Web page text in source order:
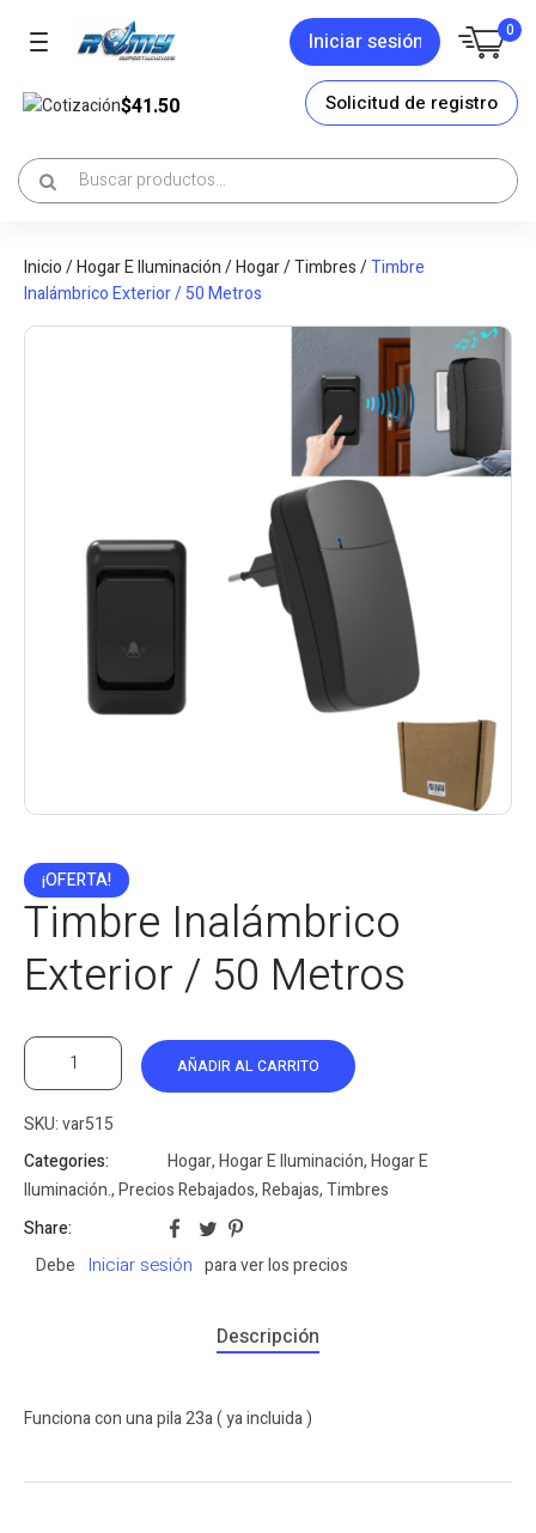
Iniciar sesión 0
Cotización$41.50 Solicitud de registro
Inicio/Hogar E Iluminación/Hogar/Timbres/Timbre
Inalámbrico Exterior / 50 Metros
¡OFERTA!
Timbre Inalámbrico
Exterior / 50 Metros
AÑADIR AL CARRITO
SKU:var515
Categories:
Hogar,Hogar E Iluminación,Hogar E
Iluminación.,Precios Rebajados,Rebajas,Timbres
Share:
Debe
Iniciar sesión para ver los precios
Descripción
Funciona con una pila 23a ( ya incluida )